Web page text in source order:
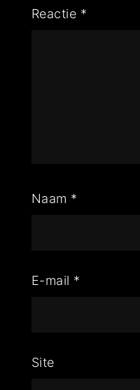
Reactie *
Naam *
E-mail *
Site